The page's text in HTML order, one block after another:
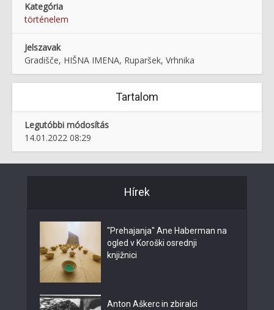
Kategória
történelem
Jelszavak
Gradišče, HIŠNA IMENA, Ruparšek, Vrhnika
Tartalom
Legutóbbi módosítás
14.01.2022 08:29
Hírek
"Prehajanja" Ane Haberman na
ogled v Koroški osrednji
knjižnici
Anton Aškerc in zbiralci